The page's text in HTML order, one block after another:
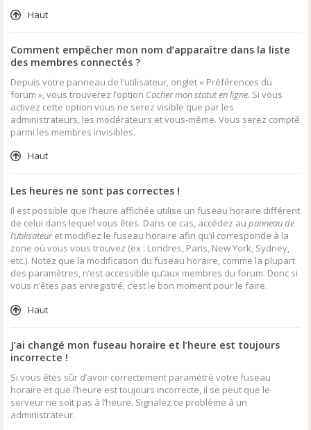
Haut
Comment empêcher mon nom d’apparaître dans la liste
des membres connectés ?
Depuis votre panneau de l’utilisateur, onglet « Préférences du
forum », vous trouverez l’option Cacher mon statut en ligne. Si vous
activez cette option vous ne serez visible que par les
administrateurs, les modérateurs et vous-même. Vous serez compté
parmi les membres invisibles.
Haut
Les heures ne sont pas correctes !
Il est possible que l’heure affichée utilise un fuseau horaire différent
de celui dans lequel vous êtes. Dans ce cas, accédez au panneau de
l’utilisateuret modifiez le fuseau horaire afin qu’il corresponde à la
zone où vous vous trouvez (ex : Londres, Paris, New York, Sydney,
etc.). Notez que la modification du fuseau horaire, comme la plupart
des paramètres, n’est accessible qu’aux membres du forum. Donc si
vous n’êtes pas enregistré, c’est le bon moment pour le faire.
Haut
J’ai changé mon fuseau horaire et l’heure est toujours
incorrecte !
Si vous êtes sûr d’avoir correctement paramétré votre fuseau
horaire et que l’heure est toujours incorrecte, il se peut que le
serveur ne soit pas à l’heure. Signalez ce problème à un
administrateur.